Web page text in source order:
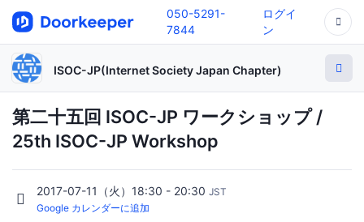
050-5291-
7844
ログイ
ン
ISOC-JP(Internet Society Japan Chapter)
第二十五回 ISOC-JP ワークショップ /
25th ISOC-JP Workshop
2017-07-11（火）18:30 - 20:30 JST
Google カレンダーに追加